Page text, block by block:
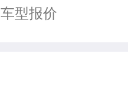
车型报价